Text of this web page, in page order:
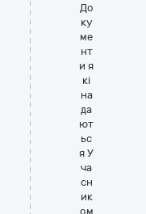
До
ку
ме
нт
и я
кі
на
да
ют
ьс
я У
ча
сн
ик
ом